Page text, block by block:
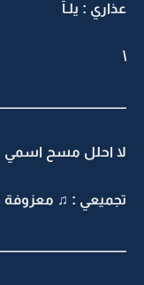
عذاري : يلـآ
\
لا احلل مسح اسمي
تجميعي : ♫ معزوفة